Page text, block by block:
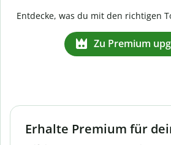
Entdecke, was du mit den richtigen
Zu Premium
Erhalte Premium für